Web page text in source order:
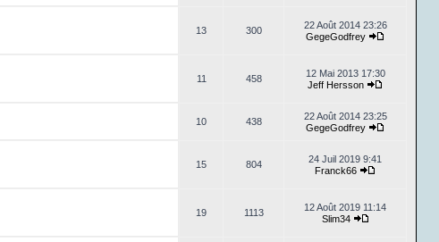
13 300
22 Août 2014 23:26
GegeGodfrey
11 458
12 Mai 2013 17:30
Jeff Hersson
10 438
22 Août 2014 23:25
GegeGodfrey
15 804
24 Juil 2019 9:41
Franck66
19 1113
12 Août 2019 11:14
Slim34